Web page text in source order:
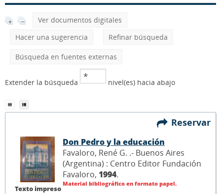
Ver documentos digitales
Hacer una sugerencia
Refinar búsqueda
Búsqueda en fuentes externas
Extender la búsqueda nivel(es) hacia abajo
Reservar
Texto impreso
Don Pedro y la educación
Favaloro, René G. .- Buenos Aires
(Argentina) : Centro Editor Fundación
Favaloro, 1994.
Material bibliográfico en formato papel.